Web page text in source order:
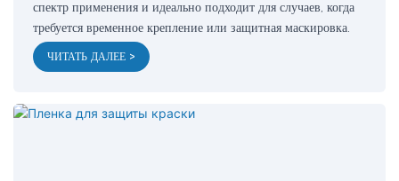
спектр применения и идеально подходит для случаев, когда
требуется временное крепление или защитная маскировка.
ЧИТАТЬ ДАЛЕЕ >